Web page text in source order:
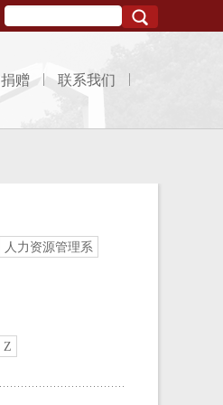
捐赠 联系我们
人力资源管理系
Z